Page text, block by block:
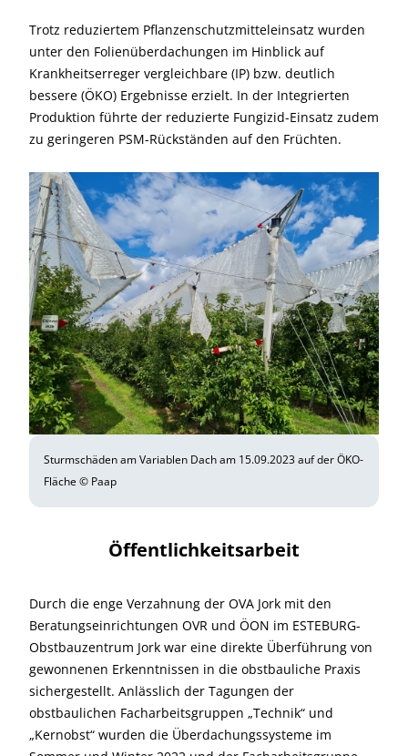
Trotz reduziertem Pflanzenschutzmitteleinsatz wurden
unter den Folienüberdachungen im Hinblick auf
Krankheitserreger vergleichbare (IP) bzw. deutlich
bessere (ÖKO) Ergebnisse erzielt. In der Integrierten
Produktion führte der reduzierte Fungizid-Einsatz zudem
zu geringeren PSM-Rückständen auf den Früchten.
Sturmschäden am Variablen Dach am 15.09.2023 auf der ÖKO-
Fläche © Paap
Öffentlichkeitsarbeit
Durch die enge Verzahnung der OVA Jork mit den
Beratungseinrichtungen OVR und ÖON im ESTEBURG-
Obstbauzentrum Jork war eine direkte Überführung von
gewonnenen Erkenntnissen in die obstbauliche Praxis
sichergestellt. Anlässlich der Tagungen der
obstbaulichen Facharbeitsgruppen „Technik“ und
„Kernobst“ wurden die Überdachungssysteme im